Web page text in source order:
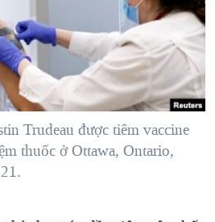
2024
TẠI DẢI GAZA
ĐƯỜNG
HẠ 'BÊN THẮNG CUỘC'
VÀ NAY
Trudeau được tiêm vaccine
thuốc ở Ottawa, Ontario,